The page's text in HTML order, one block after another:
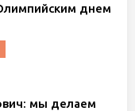
днем
мы делаем